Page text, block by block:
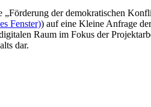
der demokratischen
Fenster)) auf eine Kleine Anfrage
Raum im Fokus der
dar.